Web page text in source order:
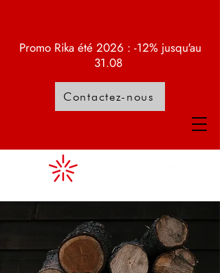
Promo Rika été 2026 : -12% jusqu'au
31.08
Contactez-nous